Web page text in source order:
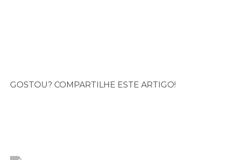
GOSTOU? COMPARTILHE ESTE ARTIGO!